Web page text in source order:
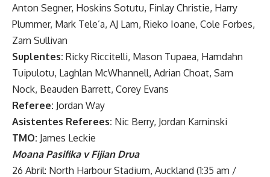
Anton Segner, Hoskins Sotutu, Finlay Christie, Harry
Plummer, Mark Tele’a, AJ Lam, Rieko Ioane, Cole Forbes,
Zarn Sullivan
Suplentes: Ricky Riccitelli, Mason Tupaea, Hamdahn
Tuipulotu, Laghlan McWhannell, Adrian Choat, Sam
Nock, Beauden Barrett, Corey Evans
Referee: Jordan Way
Asistentes Referees: Nic Berry, Jordan Kaminski
TMO: James Leckie
Moana Pasifika v Fijian Drua
26 Abril: North Harbour Stadium, Auckland (1:35 am /